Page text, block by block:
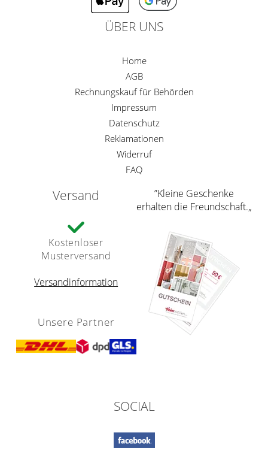
ÜBER UNS
Home
AGB
Rechnungskauf für Behörden
Impressum
Datenschutz
Reklamationen
Widerruf
FAQ
Versand
Kostenloser
Musterversand
Versandinformation
Unsere Partner
”Kleine Geschenke
erhalten die Freundschaft.„
SOCIAL